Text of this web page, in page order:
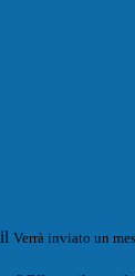
Verrà inviato un